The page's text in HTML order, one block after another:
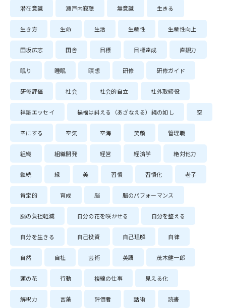
潜在意識 瀬戸内寂聴 無意識 生きる
生き方 生命 生活 生産性 生産性向上
田坂広志 田舎 目標 目標達成 直観力
眠り 睡眠 瞑想 研修 研修ガイド
研修評価 社会 社会的自立 社外取締役
禅語エッセイ 禍福は糾える（あざなえる）縄の如し 空
空にする 空気 空海 笑顔 管理職
組織 組織開発 経営 経済学 絶対他力
継続 縁 美 習慣 習慣化 老子
肯定的 育成 脳 脳のパフォーマンス
脳の負担軽減 自分の花を咲かせる 自分を整える
自分を生きる 自己投資 自己理解 自律
自然 自社 芸術 英語 茂木健一郎
蓮の花 行動 複線の仕事 見える化
解釈力 言葉 評価者 話術 読書